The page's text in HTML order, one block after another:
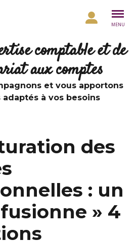
MENU
comptable et de
aux comptes
et vous apportons
adaptés à vos besoins
des
: un
» 4